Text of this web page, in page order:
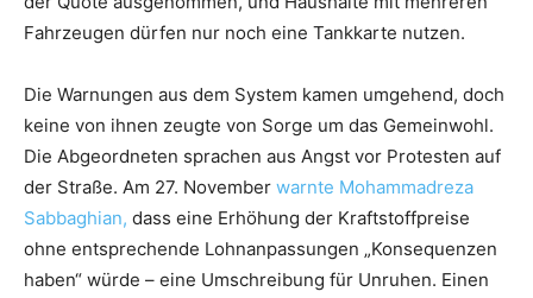
Fahrzeugen dürfen nur noch eine Tankkarte nutzen.
Die Warnungen aus dem System kamen umgehend, doch
keine von ihnen zeugte von Sorge um das Gemeinwohl.
Die Abgeordneten sprachen aus Angst vor Protesten auf
der Straße. Am 27. November warnte Mohammadreza
Sabbaghian, dass eine Erhöhung der Kraftstoffpreise
ohne entsprechende Lohnanpassungen „Konsequenzen
haben“ würde – eine Umschreibung für Unruhen. Einen